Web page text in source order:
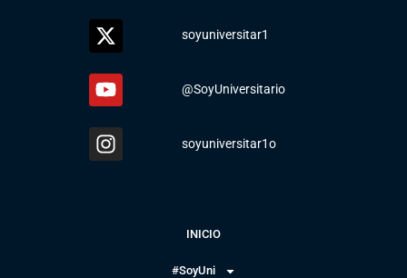
soyuniversitar1
@SoyUniversitario
soyuniversitar1o
INICIO
#SoyUni